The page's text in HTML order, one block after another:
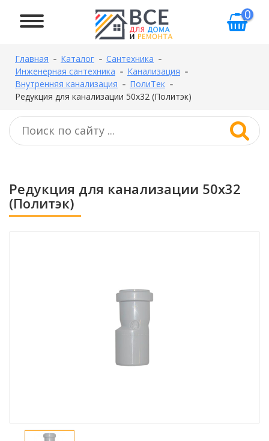
0
Главная Каталог
Сантехника
Инженерная сантехника
Канализация
Внутренняя канализация
ПолиТек
Редукция для канализации 50х32 (Политэк)
Редукция для канализации 50х32
(Политэк)